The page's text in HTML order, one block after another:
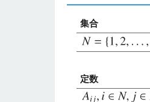
集合
定数